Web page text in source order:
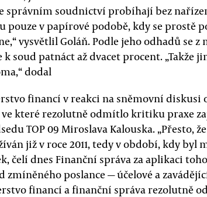
správním soudnictví probíhají bez
pouze v papírové podobě, kdy se prostě
vysvětlil Goláň. Podle jeho odhadů se
k soud patnáct až dvacet procent. „Takže
dodal
financí v reakci na sněmovní diskusi
ve které rezolutně odmítlo kritiku praxe
TOP 09 Miroslava Kalouska.
již v roce 2011, tedy v období, kdy
čelí dnes Finanční správa za aplikaci
zmíněného poslance — účelové a
financí a finanční správa rezolutně